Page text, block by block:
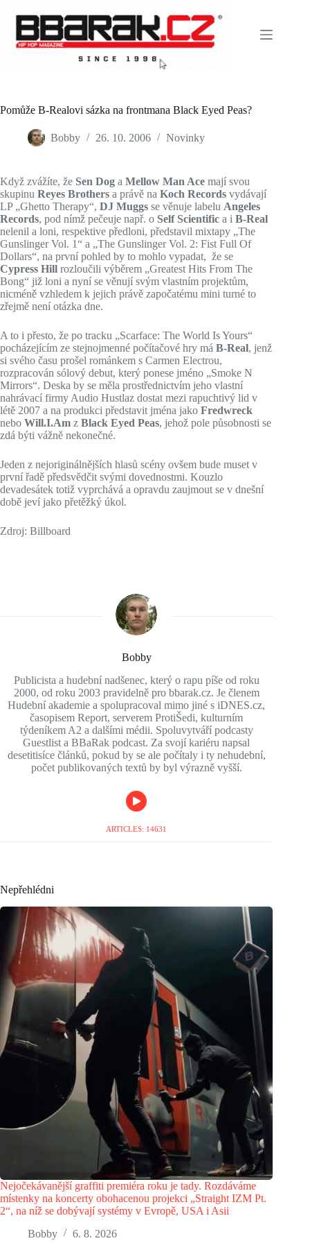
content
Pomůže B-Realovi sázka na frontmana Black Eyed Peas?
Bobby 26. 10. 2006 Novinky
Když zvážíte, že Sen Dog a Mellow Man Ace mají svou
skupinu Reyes Brothers a právě na Koch Records vydávají
LP „Ghetto Therapy“, DJ Muggs se věnuje labelu Angeles
Records, pod nímž pečeuje např. o Self Scientific a i B-Real
nelenil a loni, respektive předloni, představil mixtapy „The
Gunslinger Vol. 1“ a „The Gunslinger Vol. 2: Fist Full Of
Dollars“, na první pohled by to mohlo vypadat, že se
Cypress Hill rozloučili výběrem „Greatest Hits From The
Bong“ již loni a nyní se věnují svým vlastním projektům,
nicméně vzhledem k jejich právě započatému mini turné to
zřejmě není otázka dne.
A to i přesto, že po tracku „Scarface: The World Is Yours“
pocházejícím ze stejnojmenné počítačové hry má B-Real, jenž
si svého času prošel románkem s Carmen Electrou,
rozpracován sólový debut, který ponese jméno „Smoke N
Mirrors“. Deska by se měla prostřednictvím jeho vlastní
nahrávací firmy Audio Hustlaz dostat mezi rapuchtivý lid v
létě 2007 a na produkci představit jména jako Fredwreck
nebo Will.I.Am z Black Eyed Peas, jehož pole působnosti se
zdá býti vážně nekonečné.
Jeden z nejoriginálnějších hlasů scény ovšem bude muset v
první řadě předsvědčit svými dovednostmi. Kouzlo
devadesátek totiž vyprchává a opravdu zaujmout se v dnešní
době jeví jako přetěžký úkol.
Zdroj: Billboard
Bobby
Publicista a hudební nadšenec, který o rapu píše od roku
2000, od roku 2003 pravidelně pro bbarak.cz. Je členem
Hudební akademie a spolupracoval mimo jiné s iDNES.cz,
časopisem Report, serverem ProtiŠedi, kulturním
týdeníkem A2 a dalšími médii. Spoluvytváří podcasty
Guestlist a BBaRak podcast. Za svojí kariéru napsal
desetitisíce článků, pokud by se ale počítaly i ty nehudební,
počet publikovaných textů by byl výrazně vyšší.
ARTICLES: 14631
Nepřehlédni
Nejočekávanější graffiti premiéra roku je tady. Rozdáváme
místenky na koncerty obohacenou projekci „Straight IZM Pt.
2“, na níž se dobývají systémy v Evropě, USA i Asii
Bobby
6. 8. 2026